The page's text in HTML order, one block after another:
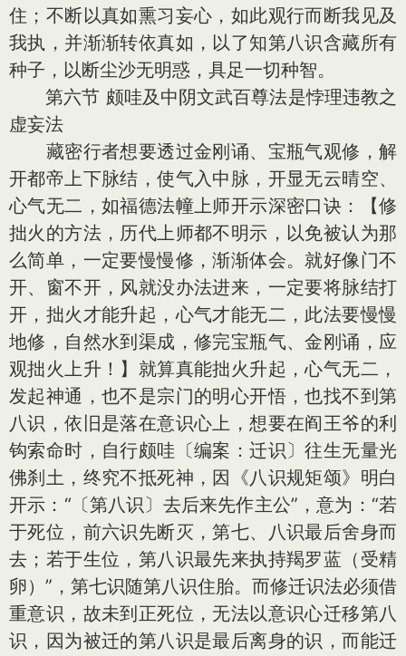
住；不断以真如熏习妄心，如此观行而断我见及
我执，并渐渐转依真如，以了知第八识含藏所有
种子，以断尘沙无明惑，具足一切种智。
第六节 颇哇及中阴文武百尊法是悖理违教之
虚妄法
藏密行者想要透过金刚诵、宝瓶气观修，解
开都帝上下脉结，使气入中脉，开显无云晴空、
心气无二，如福德法幢上师开示深密口诀：【修
拙火的方法，历代上师都不明示，以免被认为那
么简单，一定要慢慢修，渐渐体会。就好像门不
开、窗不开，风就没办法进来，一定要将脉结打
开，拙火才能升起，心气才能无二，此法要慢慢
地修，自然水到渠成，修完宝瓶气、金刚诵，应
观拙火上升！】就算真能拙火升起，心气无二，
发起神通，也不是宗门的明心开悟，也找不到第
八识，依旧是落在意识心上，想要在阎王爷的利
钩索命时，自行颇哇〔编案：迁识〕往生无量光
佛刹土，终究不抵死神，因《八识规矩颂》明白
开示：“〔第八识〕去后来先作主公”，意为：“若
于死位，前六识先断灭，第七、八识最后舍身而
去；若于生位，第八识最先来执持羯罗蓝（受精
卵）”，第七识随第八识住胎。而修迁识法必须借
重意识，故未到正死位，无法以意识心迁移第八
识，因为被迁的第八识是最后离身的识，而能迁